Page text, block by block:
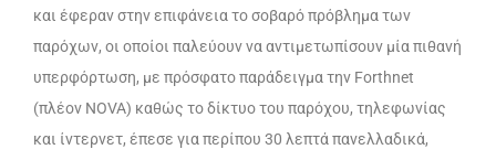
και έφεραν στην επιφάνεια το σοβαρό πρόβλημα των
παρόχων, οι οποίοι παλεύουν να αντιμετωπίσουν μία πιθανή
υπερφόρτωση, με πρόσφατο παράδειγμα την Forthnet
(πλέον NOVA) καθώς το δίκτυο του παρόχου, τηλεφωνίας
και ίντερνετ, έπεσε για περίπου 30 λεπτά πανελλαδικά,